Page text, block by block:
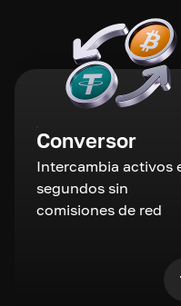
Conversor
Intercambia activos
segundos sin
comisiones de red